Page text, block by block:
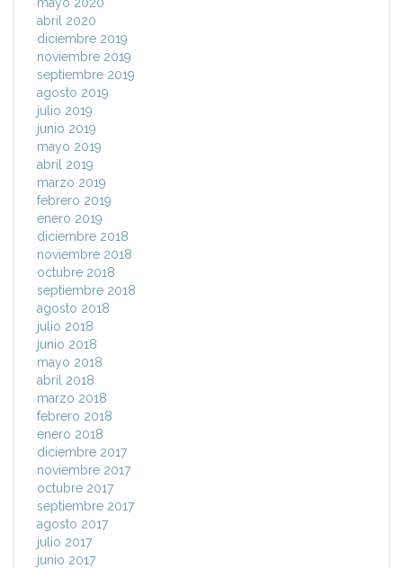
abril 2020
diciembre 2019
noviembre 2019
septiembre 2019
agosto 2019
julio 2019
junio 2019
mayo 2019
abril 2019
marzo 2019
febrero 2019
enero 2019
diciembre 2018
noviembre 2018
octubre 2018
septiembre 2018
agosto 2018
julio 2018
junio 2018
mayo 2018
abril 2018
marzo 2018
febrero 2018
enero 2018
diciembre 2017
noviembre 2017
octubre 2017
septiembre 2017
agosto 2017
julio 2017
junio 2017